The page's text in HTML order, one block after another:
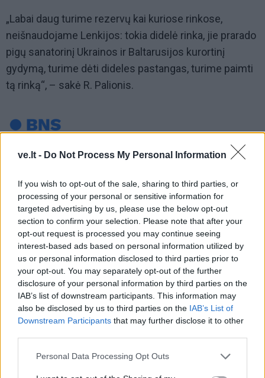
ve.lt - Do Not Process My Personal Information
If you wish to opt-out of the sale, sharing to third parties, or
processing of your personal or sensitive information for
targeted advertising by us, please use the below opt-out
section to confirm your selection. Please note that after your
opt-out request is processed you may continue seeing
interest-based ads based on personal information utilized by
us or personal information disclosed to third parties prior to
your opt-out. You may separately opt-out of the further
disclosure of your personal information by third parties on the
IAB’s list of downstream participants. This information may
also be disclosed by us to third parties on the IAB’s List of
Downstream Participants that may further disclose it to other
Personal Data Processing Opt Outs
„Labai daug turime rezervų kai kuriose rinkose,
neišnaudojame Lenkijos: tokia didelė rinka, jie prarado
pigų sanatorinį Ukrainos ir Baltarusijos kurortinį
gydymą, turime dėti dideles pastangas, turime paimti
tą rinką“, – sakė R. Palionis.
Į Klaipėdą iš emigracijos
grįžusi Karina Kučinskienė
įvardijo didžiausią savo
norą
Jūros šventę anksčiau
puošęs Anatolijus
Klemencovas: gal jau
užtenka
Laive planuoja apgyvendinti 80
tūkstančių žmonių: kaip atrodys